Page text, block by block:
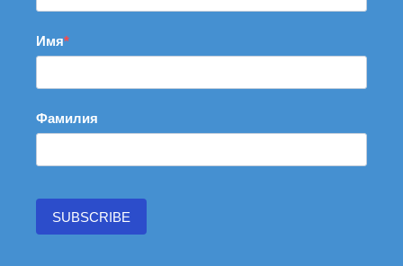
Имя
Фамилия
SUBSCRIBE